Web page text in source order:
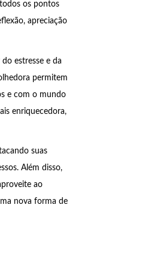
os pontos
apreciação
estresse e da
permitem
e com o mundo
enriquecedora,
suas
Além disso,
ao
nova forma de